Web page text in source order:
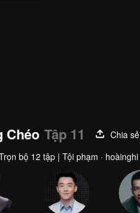
Chéo Tập 11
Chia sẻ
bộ 12 tập | Tội phạm · hoàinghi